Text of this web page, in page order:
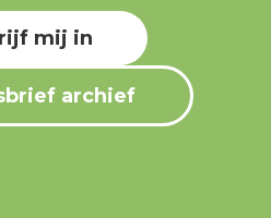
mij in
archief